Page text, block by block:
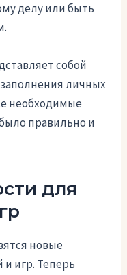
делу или быть
собой
личных
необходимые
правильно и
для
новые
игр. Теперь